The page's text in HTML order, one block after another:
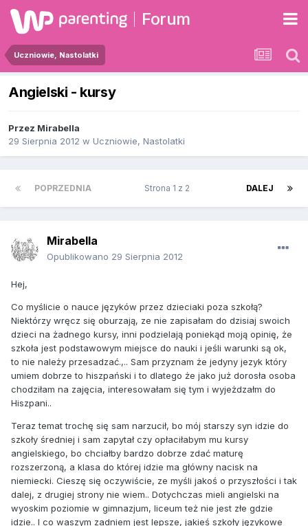
Forum
Uczniowie, Nastolatki
Angielski - kursy
Przez Mirabella
29 Sierpnia 2012 w Uczniowie, Nastolatki
POPRZEDNIA DALEJ
Strona 1 z 2
Mirabella
Opublikowano 29 Sierpnia 2012
Hej,
Co myślicie o nauce języków przez dzieciaki poza szkołą?
Niektórzy wręcz się oburzają, ze nie zapisałam do dzisiaj swoich
dzieci na żadnego kursy, inni podzielają poniekąd moją opinię, że
szkoła jest podstawowym miejsce do nauki i jeśli warunki są ok,
to nie należy przesadzać.,.. Sam przyznam że jedyny jezyk który
umiem dobrze to hiszpański i to dlatego że jako już dorosła osoba
chodziłam na zajęcia, interesowałam się tym i wyjeżdzałm do
Hiszpani..
Teraz temat trochę się sam narzucił, bo mój starszy syn idzie do
szkoły średniej i sam zapytał czy opłaciłabym mu kursy
angielskiego, bo chciałby bardzo dobrze zdać maturę
rozszerzoną, a klasa do której idzie ma główny nacisk na
niemiecki. Cieszę się oczywiście, ze myśli jakoś o przyszłości i tak
dalej, z drugiej strony nie wiem.. Dotychczas mieli angielski na
wyoskim poziomie w gimnazjum, liceum też nie jest złe gdzie
idzie.. I co waszym zadniem jest lepsze, jakieś szkoły językowe